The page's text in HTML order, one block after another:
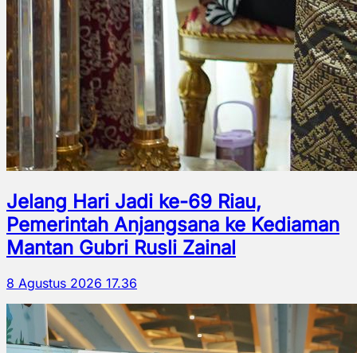
Jelang Hari Jadi ke-69 Riau,
Pemerintah Anjangsana ke Kediaman
Mantan Gubri Rusli Zainal
8 Agustus 2026 17.36